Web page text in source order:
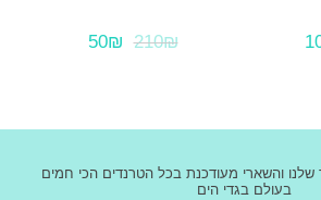
210₪
50₪
שלנו והשארי מעודכנת בכל הטרנדים הכי חמים
בעולם בגדי הים